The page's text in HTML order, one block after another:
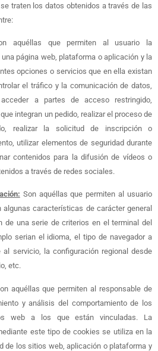
traten los datos obtenidos a través de las
aquéllas que permiten al usuario la
página web, plataforma o aplicación y la
opciones o servicios que en ella existan
el tráfico y la comunicación de datos,
a partes de acceso restringido,
integran un pedido, realizar el proceso de
realizar la solicitud de inscripción o
utilizar elementos de seguridad durante
contenidos para la difusión de vídeos o
a través de redes sociales.
Son aquéllas que permiten al usuario
características de carácter general
de una serie de criterios en el terminal del
serian el idioma, el tipo de navegador a
servicio, la configuración regional desde
etc.
aquéllas que permiten al responsable de
y análisis del comportamiento de los
web a los que están vinculadas. La
este tipo de cookies se utiliza en la
de los sitios web, aplicación o plataforma y